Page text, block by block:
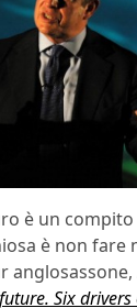
è un compito
è non fare
Six